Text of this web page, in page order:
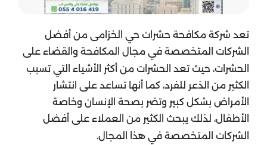
تعد شركة مكافحة حشرات حي الخزامى من أفضل
الشركات المتخصصة في مجال المكافحة والقضاء على
الحشرات، حيث تعد الحشرات من أكثر الأشياء التي تسبب
الكثير من الذعر للفرد، كما أنها تساعد على انتشار
الأمراض بشكل كبير وتضر بصحة الإنسان وخاصة
الأطفال، لذلك يبحث الكثير من العملاء على أفضل
الشركات المتخصصة في هذا المجال.